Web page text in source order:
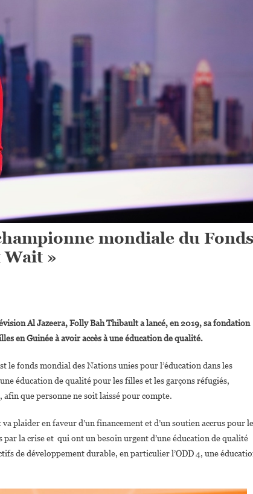
mondiale du Fonds
Wait »
Al Jazeera, Folly Bah Thibault a lancé, en 2019, sa fondation
en Guinée à avoir accès à une éducation de qualité.
le fonds mondial des Nations unies pour l’éducation dans les
éducation de qualité pour les filles et les garçons réfugiés,
afin que personne ne soit laissé pour compte.
plaider en faveur d’un financement et d’un soutien accrus pour
la crise et qui ont un besoin urgent d’une éducation de qualité
de développement durable, en particulier l’ODD 4, une